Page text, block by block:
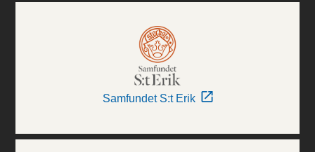
Samfundet S:t Erik